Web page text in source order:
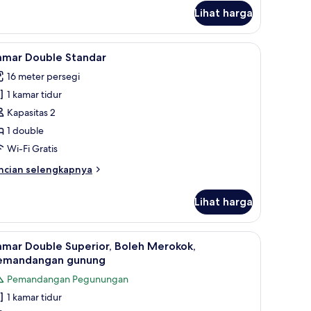
Lihat harga
ruang kerja ramah laptop Bantalan ekstra lembut, meja kerja, dan
8 Double Standar
16 meter persegi
1 kamar tidur
Kapasitas 2
1 double
Wi-Fi Gratis
selengkapnya
Lihat harga
ruang kerja ramah laptop Bantalan ekstra lembut, meja kerja, dan
9
Double Superior, Boleh Merokok,
gunung
Pemandangan Pegunungan
1 kamar tidur